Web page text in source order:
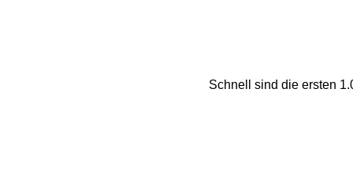
Schnell sind die ersten